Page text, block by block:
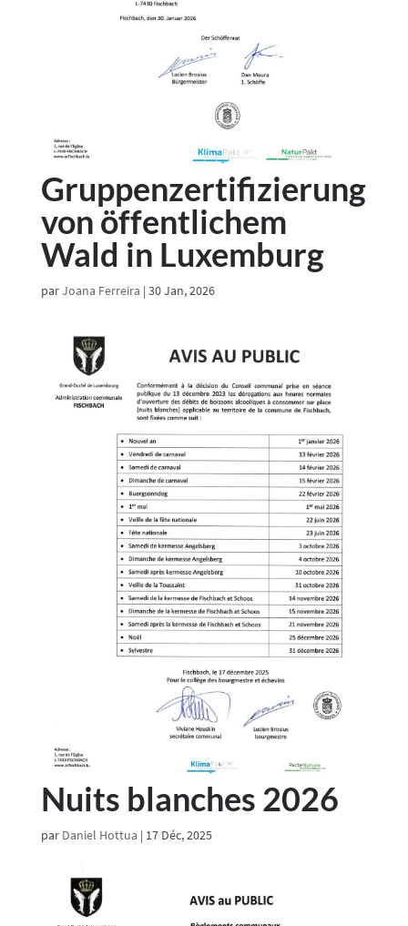
Gruppenzertifizierung
von öffentlichem
Wald in Luxemburg
parJoana Ferreira | 30 Jan, 2026
Nuits blanches 2026
par Daniel Hottua | 17 Déc, 2025